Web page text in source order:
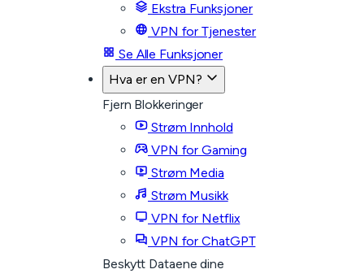
Ekstra Funksjoner
VPN for Tjenester
Se Alle Funksjoner
Hva er en VPN?
Fjern Blokkeringer
Strøm Innhold
VPN for Gaming
Strøm Media
Strøm Musikk
VPN for Netflix
VPN for ChatGPT
Beskytt Dataene dine